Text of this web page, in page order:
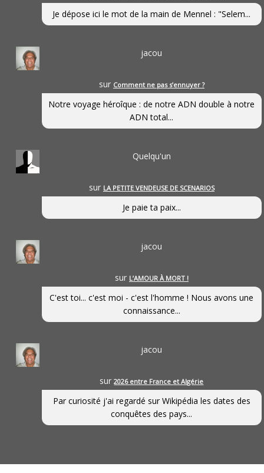
Je dépose ici le mot de la main de Mennel : "Selem...
jacou
sur Comment ne pas s’ennuyer ?
Notre voyage héroîque : de notre ADN double à notre
ADN total...
Quelqu'un
sur LA PETITE VENDEUSE DE SCENARIOS
Je paie ta paix...
jacou
sur L’AMOUR À MORT !
C'est toi... c'est moi - c'est l'homme ! Nous avons une
connaissance...
jacou
sur2026 entre France et Algérie
Par curiosité j'ai regardé sur Wikipédia les dates des
conquêtes des pays...